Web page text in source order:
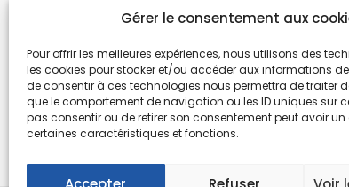
Gérer le consentement aux
Pour offrir les meilleures expériences, nous utilisons des
les cookies pour stocker et/ou accéder aux informations
de consentir à ces technologies nous permettra de traiter
que le comportement de navigation ou les ID uniques sur
pas consentir ou de retirer son consentement peut avoir
certaines caractéristiques et fonctions.
Mobilier extérieur
Tables
Bars | Comptoirs
Mobilier scénique | Accessoires
Accessoires décoratifs